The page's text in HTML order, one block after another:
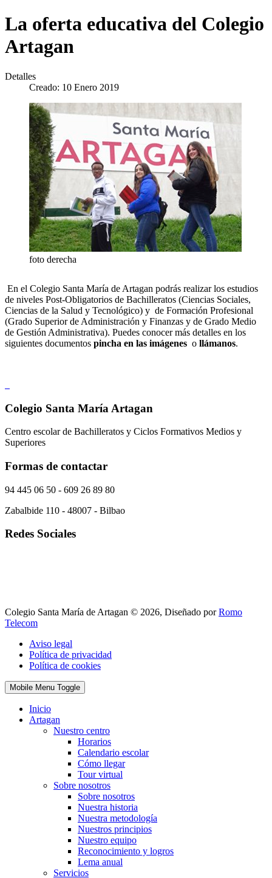
La oferta educativa del Colegio
Artagan
Detalles
Creado: 10 Enero 2019
foto derecha
En el Colegio Santa María de Artagan podrás realizar los estudios
de niveles Post-Obligatorios de Bachilleratos (Ciencias Sociales,
Ciencias de la Salud y Tecnológico) y de Formación Profesional
(Grado Superior de Administración y Finanzas y de Grado Medio
de Gestión Administrativa). Puedes conocer más detalles en los
siguientes documentos pincha en las imágenes o llámanos.
Colegio Santa María Artagan
Centro escolar de Bachilleratos y Ciclos Formativos Medios y
Superiores
Formas de contactar
94 445 06 50 - 609 26 89 80
Zabalbide 110 - 48007 - Bilbao
Redes Sociales
Colegio Santa María de Artagan © 2026, Diseñado porRomo
Telecom
Aviso legal
Política de privacidad
Política de cookies
Mobile Menu Toggle
Inicio
Artagan
Nuestro centro
Horarios
Calendario escolar
Cómo llegar
Tour virtual
Sobre nosotros
Sobre nosotros
Nuestra historia
Nuestra metodología
Nuestros principios
Nuestro equipo
Reconocimiento y logros
Lema anual
Servicios